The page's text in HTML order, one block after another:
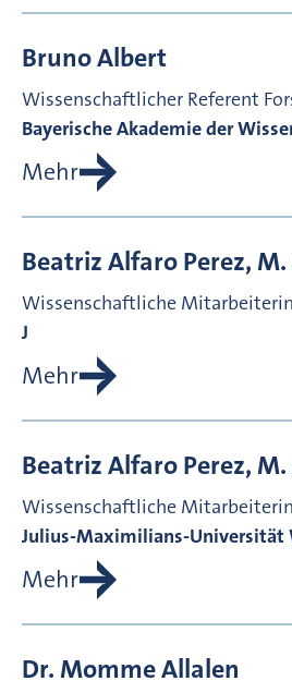
BrunoAlbert
Wissenschaftlicher Referent
Bayerische Akademie der
Mehr
BeatrizAlfaro Perez, M.
Wissenschaftliche Mitarbeiterin
J
Mehr
BeatrizAlfaro Perez, M.
Wissenschaftliche Mitarbeiterin
Julius-Maximilians-Universität
Mehr
Dr.MommeAllalen